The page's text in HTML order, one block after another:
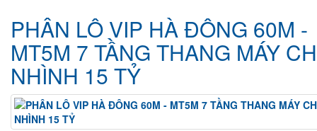
PHÂN LÔ VIP HÀ ĐÔNG 60M -
MT5M 7 TẦNG THANG MÁY
NHÌNH 15 TỶ